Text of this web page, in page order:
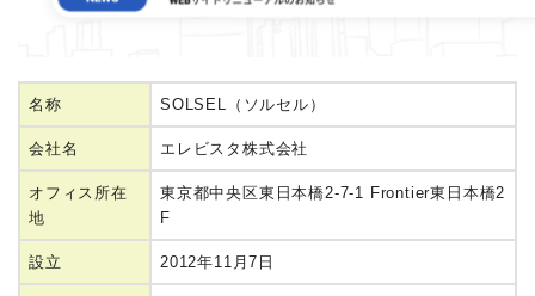
名称 SOLSEL（ソルセル）
会社名 エレビスタ株式会社
オフィス所在
地
東京都中央区東日本橋2-7-1 Frontier東日本橋2
F
設立 2012年11月7日